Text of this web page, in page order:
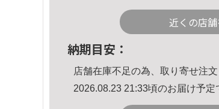
近くの店
納期目安：
店舗在庫不足の為、取り寄せ注文
2026.08.23 21:33頃のお届け予定